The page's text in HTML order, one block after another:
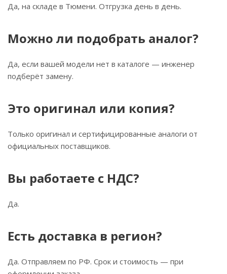
Да, на складе в Тюмени. Отгрузка день в день.
Можно ли подобрать аналог?
Да, если вашей модели нет в каталоге — инженер
подберёт замену.
Это оригинал или копия?
Только оригинал и сертифицированные аналоги от
официальных поставщиков.
Вы работаете с НДС?
Да.
Есть доставка в регион?
Да. Отправляем по РФ. Срок и стоимость — при